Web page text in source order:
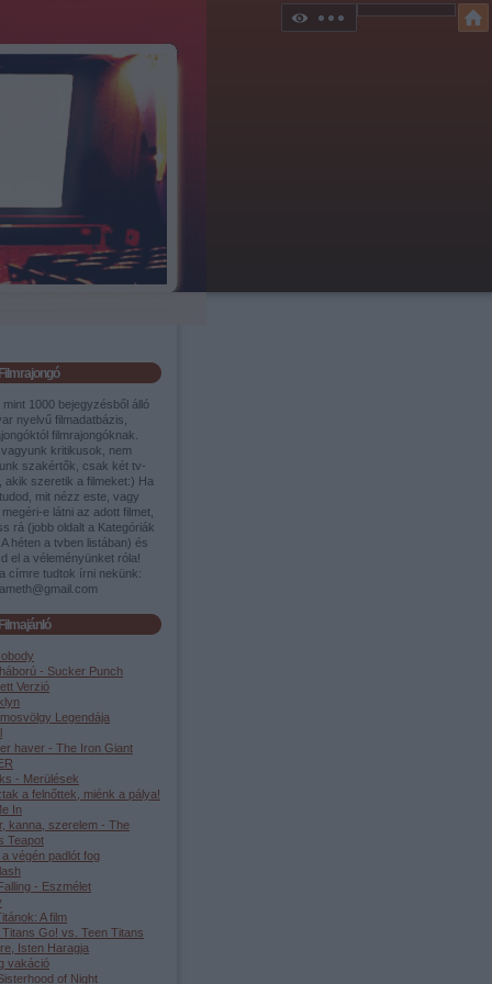
Filmrajongó
mint 1000 bejegyzésből álló
nyelvű filmadatbázis,
filmrajongóknak.
vagyunk kritikusok, nem
szakértők, csak két tv-
akik szeretik a filmeket:) Ha
mit nézz este, vagy
e látni az adott filmet,
rá (jobb oldalt a Kategóriák
héten a tvben listában) és
el a véleményünket róla!
címre tudtok írni nekünk:
Filmajánló
- Sucker Punch
Verzió
Legendája
haver - The Iron Giant
- Merülések
a felnőttek, miénk a pálya!
In
kanna, szerelem - The
Teapot
végén padlót fog
- Eszmélet
A film
Titans Go! vs. Teen Titans
Isten Haragja
vakáció
of Night